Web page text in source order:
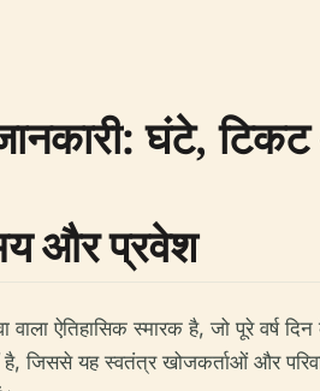
घंटे,
और प्रवेश
वाला ऐतिहासिक स्मारक है, जो पूरे
जिससे यह स्वतंत्र खोजकर्ताओं और